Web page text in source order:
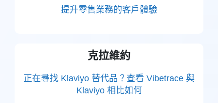
提升零售業務的客戶體驗
克拉維約
正在尋找 Klaviyo 替代品？查看 Vibetrace 與
Klaviyo 相比如何